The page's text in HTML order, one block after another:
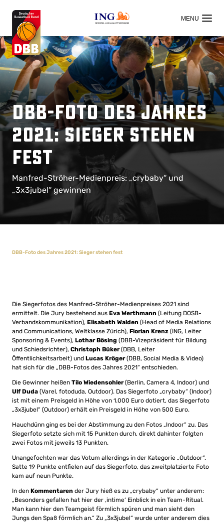
OFFIZIELLER HAUPTSPONSOR
DBB-Foto des Jahres
2021: Sieger stehen
fest
Manfred-Ströher-Medienpreis: „crybaby“ und
„3x3jubel“ gewinnen
DBB-Foto des Jahres 2021: Sieger stehen fest
Die Siegerfotos des Manfred-Ströher-Medienpreises 2021 sind
ermittelt. Die Jury bestehend aus Eva Werthmann (Leitung DOSB-
Verbandskommunikation), Elisabeth Walden (Head of Media Relations
and Communications, Weltklasse Zürich), Florian Krenz (ING, Leiter
Sponsoring & Events), Lothar Bösing (DBB-Vizepräsident für Bildung
und Schiedsrichter), Christoph Büker(DBB, Leiter
Öffentlichkeitsarbeit) und Lucas Kröger(DBB, Social Media & Video)
hat sich für die „DBB-Fotos des Jahres 2021“ entschieden.
Die Gewinner heißen Tilo Wiedensohler(Berlin, Camera 4, Indoor) und
Ulf Duda (Varel, fotoduda, Outdoor). Das Siegerfoto „crybaby“ (Indoor)
ist mit einem Preisgeld in Höhe von 1.000 Euro dotiert, das Siegerfoto
„3x3jubel“ (Outdoor) erhält ein Preisgeld in Höhe von 500 Euro.
Hauchdünn ging es bei der Abstimmung zu den Fotos „Indoor“ zu. Das
Siegerfoto setzte sich mit 15 Punkten durch, direkt dahinter folgten
zwei Fotos mit jeweils 13 Punkten.
Unangefochten war das Votum allerdings in der Kategorie „Outdoor“.
Satte 19 Punkte entfielen auf das Siegerfoto, das zweitplatzierte Foto
kam auf neun Punkte.
In den Kommentaren der Jury hieß es zu „crybaby“ unter anderem:
„Besonders gefallen hat hier der ‚intime‘ Einblick in ein Team-Ritual.
Man kann hier den Teamgeist förmlich spüren und man sieht den
Jungs den Spaß förmlich an.“ Zu „3x3jubel“ wurde unter anderem dies